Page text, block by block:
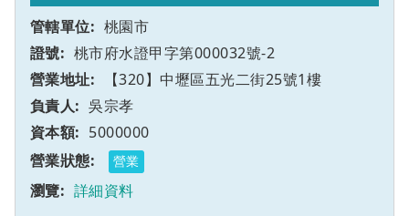
桃園市
桃市府水證甲字第000032號-2
【320】中壢區五光二街25號1樓
吳宗孝
5000000
營業
詳細資料